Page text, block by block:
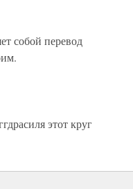
собой перевод
этот круг